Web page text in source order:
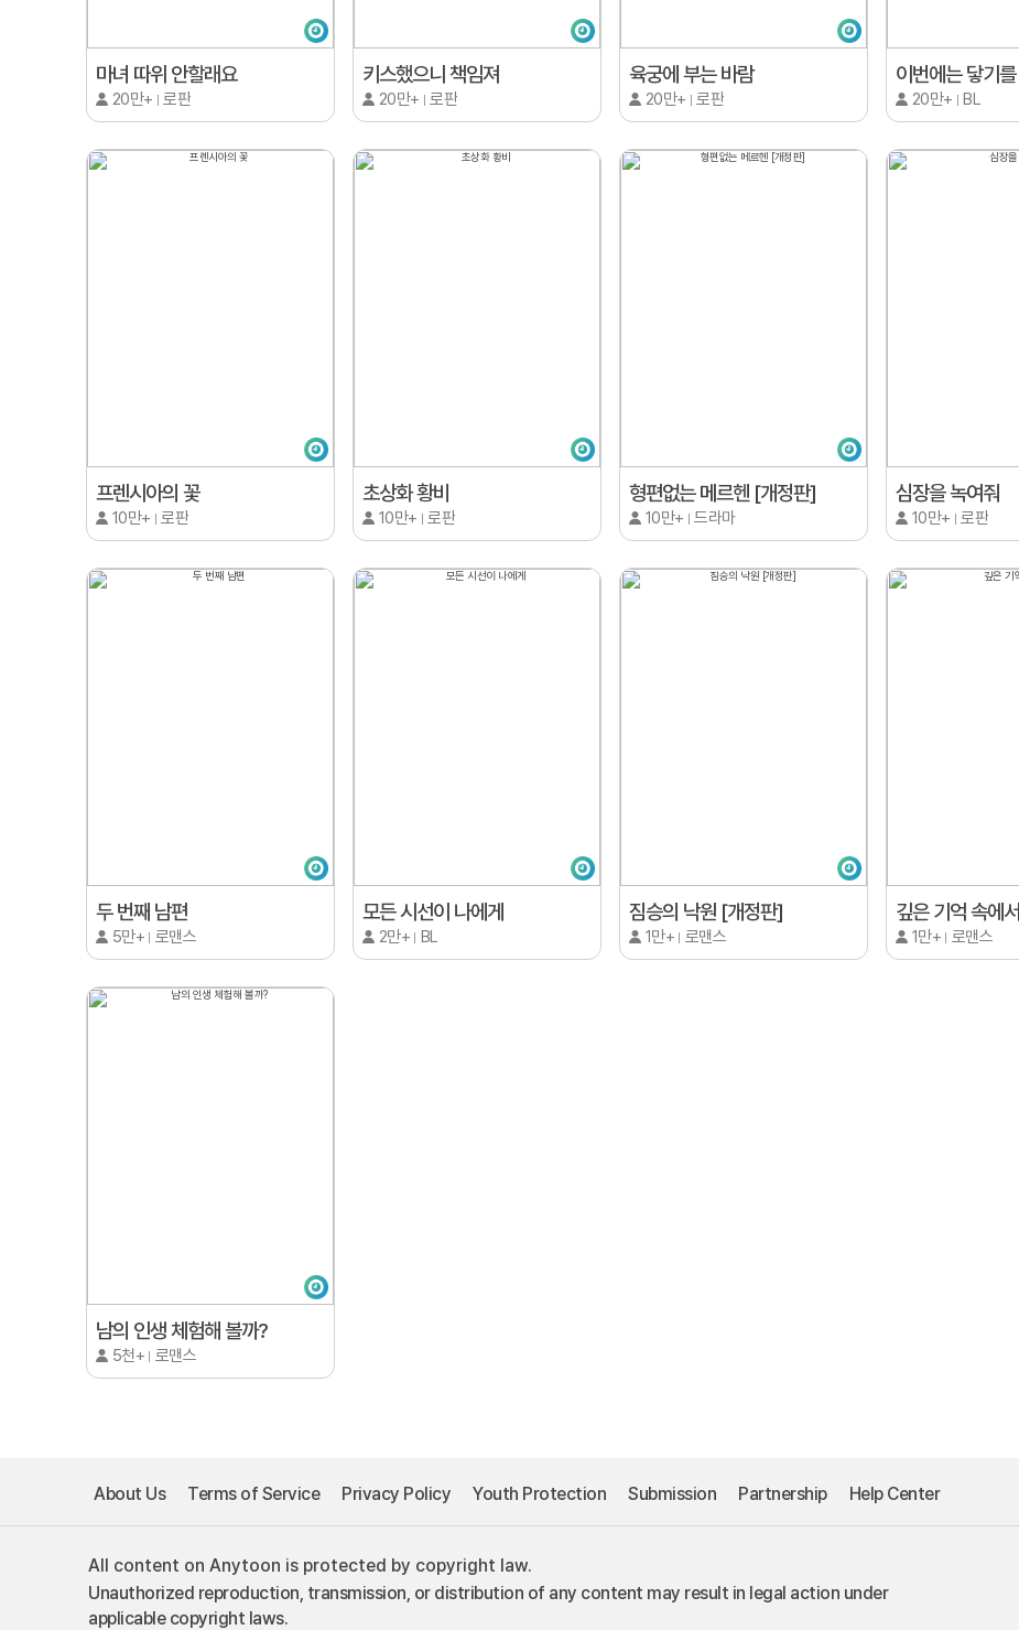
마녀 따위 안할래요
20만+ 로판
키스했으니 책임져
20만+ 로판
육궁에 부는 바람
20만+ 로판
이번에는 닿기를
20만+ BL
프렌시아의 꽃
10만+ 로판
초상화 황비
10만+ 로판
형편없는 메르헨 [개정판]
10만+ 드라마
심장을 녹여줘
10만+ 로판
두 번째 남편
5만+ 로맨스
모든 시선이 나에게
2만+ BL
짐승의 낙원 [개정판]
1만+ 로맨스
깊은 기억 속에서
1만+ 로맨스
남의 인생 체험해 볼까?
5천+ 로맨스
About Us Terms of Service Privacy Policy Youth Protection Submission Partnership Help Center
All content on Anytoon is protected by copyright law.
Unauthorized reproduction, transmission, or distribution of any content may result in legal action under
applicable copyright laws.